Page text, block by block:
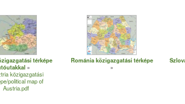
térképe
közigazgatási
political map of
Austria.pdf
Románia közigazgatási térképe